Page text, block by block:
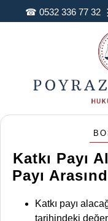
☎ 0532 336 77 32
Katkı Payı
Payı
Katkı payı
tarihindeki